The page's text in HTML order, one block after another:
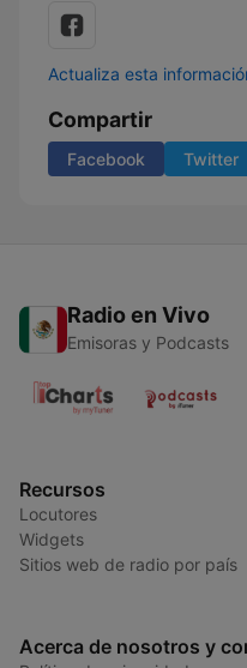
Actualiza esta
Compartir
Facebook Twitter
Radio en Vivo
Emisoras y Podcasts
Recursos
Locutores
Widgets
Sitios web de radio por país
Acerca de nosotros y